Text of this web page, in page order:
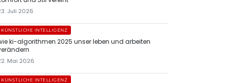
Juli 2026
KÜNSTLICHE INTELLIGENZ
ki-algorithmen 2025 unser leben und arbeiten
Mai 2026
KÜNSTLICHE INTELLIGENZ